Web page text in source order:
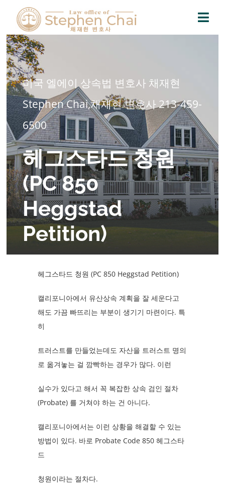
content
Home
Practice Areas
Blog
Contact
미국 엘에이 상속법 변호사 채재현
Stephen Chai,채재현 변호사 213-459-
6500
헤그스타드 청원
(PC 850
Heggstad
Petition)
헤그스타드 청원 (PC 850 Heggstad Petition)
캘리포니아에서 유산상속 계획을 잘 세운다고
해도 가끔 빠뜨리는 부분이 생기기 마련이다. 특
히
트러스트를 만들었는데도 자산을 트러스트 명의
로 옮겨놓는 걸 깜빡하는 경우가 많다. 이런
실수가 있다고 해서 꼭 복잡한 상속 검인 절차
(Probate) 를 거쳐야 하는 건 아니다.
캘리포니아에서는 이런 상황을 해결할 수 있는
방법이 있다. 바로 Probate Code 850 헤그스타
드
청원이라는 절차다.